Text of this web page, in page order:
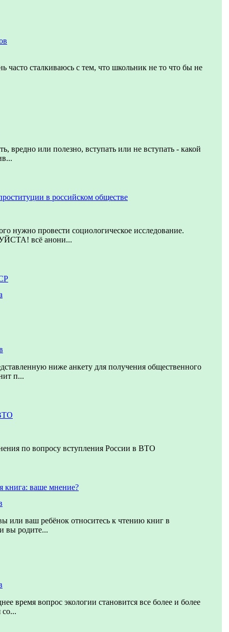
часто сталкиваюсь с тем, что школьник не то что бы не
вредно или полезно, вступать или не вступать - какой
в российском обществе
нужно провести социологическое исследование.
всё анони...
ниже анкету для получения общественного
п...
по вопросу вступления России в ВТО
книга: ваше мнение?
или ваш ребёнок относитесь к чтению книг в
вы родите...
время вопрос экологии становится все более и более